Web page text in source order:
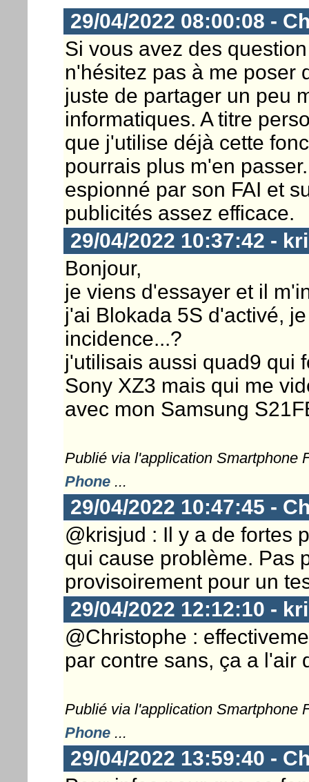
29/04/2022 08:00:08 -
Si vous avez des
n'hésitez pas à me poser
juste de partager un peu
informatiques. A titre
que j'utilise déjà cette
pourrais plus m'en
espionné par son FAI et
publicités assez efficace.
29/04/2022 10:37:42 -
Bonjour,
je viens d'essayer et il
j'ai Blokada 5S d'activé,
incidence...?
j'utilisais aussi quad9 qui
Sony XZ3 mais qui me
avec mon Samsung
Publié via l'application Smartphone
Phone...
29/04/2022 10:47:45 -
@krisjud : Il y a de fortes
qui cause problème. Pas
provisoirement pour un
29/04/2022 12:12:10 -
@Christophe :
par contre sans, ça a l'air
Publié via l'application Smartphone
Phone...
29/04/2022 13:59:40 -